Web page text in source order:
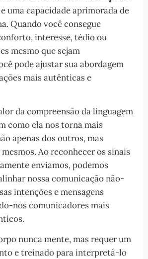
e uma capacidade aprimorada de
Quando você consegue
interesse, tédio ou
mesmo que sejam
pode ajustar sua abordagem
mais autênticas e
da compreensão da linguagem
como ela nos torna mais
apenas dos outros, mas
Ao reconhecer os sinais
enviamos, podemos
nossa comunicação não-
intenções e mensagens
nos comunicadores mais
nunca mente, mas requer um
e treinado para interpretá-lo